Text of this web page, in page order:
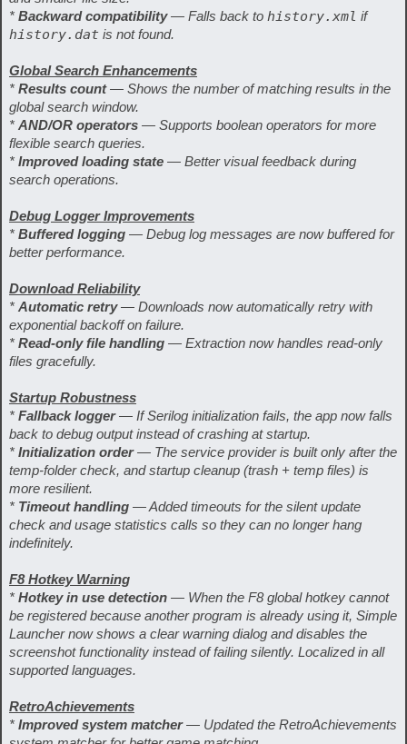
* Backward compatibility— Falls back to history.xml if
history.dat is not found.
Global Search Enhancements
* Results count— Shows the number of matching results in the
global search window.
* AND/OR operators — Supports boolean operators for more
flexible search queries.
* Improved loading state — Better visual feedback during
search operations.
Debug Logger Improvements
* Buffered logging — Debug log messages are now buffered for
better performance.
Download Reliability
* Automatic retry— Downloads now automatically retry with
exponential backoff on failure.
* Read-only file handling — Extraction now handles read-only
files gracefully.
Startup Robustness
* Fallback logger— If Serilog initialization fails, the app now falls
back to debug output instead of crashing at startup.
* Initialization order— The service provider is built only after the
temp-folder check, and startup cleanup (trash + temp files) is
more resilient.
* Timeout handling — Added timeouts for the silent update
check and usage statistics calls so they can no longer hang
indefinitely.
F8 Hotkey Warning
* Hotkey in use detection — When the F8 global hotkey cannot
be registered because another program is already using it, Simple
Launcher now shows a clear warning dialog and disables the
screenshot functionality instead of failing silently. Localized in all
supported languages.
RetroAchievements
* Improved system matcher— Updated the RetroAchievements